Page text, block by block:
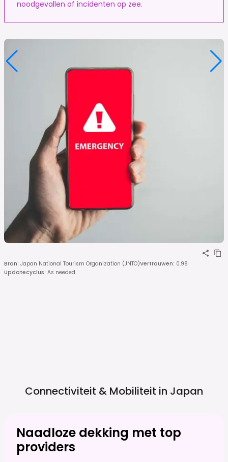
noodgevallen of incidenten op zee.
Bron: Japan National Tourism Organization (JNTO)Vertrouwen: 0.98
Updatecyclus: As needed
Connectiviteit & Mobiliteit in Japan
Naadloze dekking met top
providers